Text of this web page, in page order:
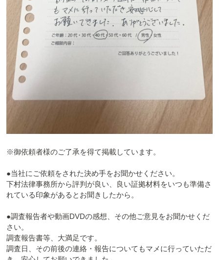
※御依頼者様のご了承を得て掲載しています。
●当社にご依頼をされた決め手をお聞かせください。
下村法律事務所から評判が良い、良い証拠材料をいつも準備さ
れている印象があるとお聞きしたから。
●調査報告者や動画DVDの感想、その他ご意見をお聞かせくだ
さい。
調査報告書等、大満足です。
調査日、その前後の連絡・報告についてもマメに行っていただ